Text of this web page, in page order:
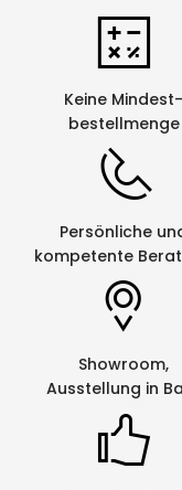
Keine Mindest-
bestellmenge
Persönliche
kompetente
Showroom,
Ausstellung in